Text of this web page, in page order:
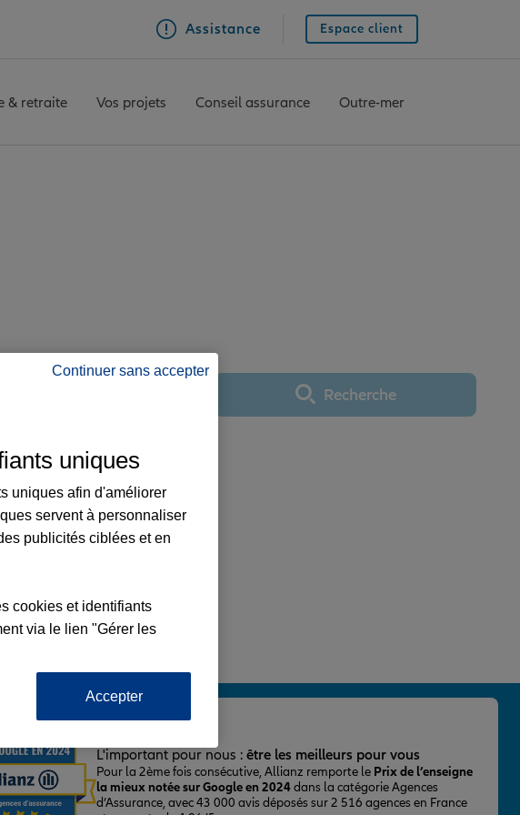
Assistance Espace client
& retraite Vos projets Conseil assurance Outre-mer
Utiliser ma positionRecherche
L'important pour nous : être les meilleurs pour vous
Pour la 2ème fois consécutive, Allianz remporte le Prix de l’enseigne
la mieux notée sur Google en 2024dans la catégorie Agences
d’Assurance, avec 43 000 avis déposés sur 2 516 agences en France
Continuer sans accepter
uniques
uniques afin d'améliorer
servent à personnaliser
publicités ciblées et en
cookies et identifiants
via le lien "Gérer les
Accepter